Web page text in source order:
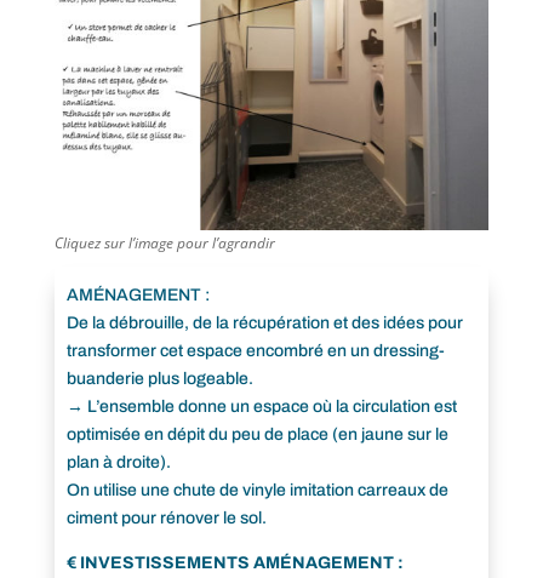
Cliquez sur l’image pour l’agrandir
AMÉNAGEMENT :
De la débrouille, de la récupération et des idées pour
transformer cet espace encombré en un dressing-
buanderie plus logeable.
→ L’ensemble donne un espace où la circulation est
optimisée en dépit du peu de place (en jaune sur le
plan à droite).
On utilise une chute de vinyle imitation carreaux de
ciment pour rénover le sol.
€ INVESTISSEMENTS AMÉNAGEMENT :